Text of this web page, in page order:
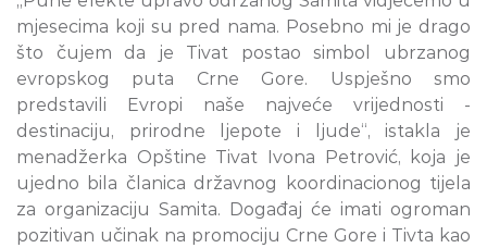
mjesecima koji su pred nama. Posebno mi je drago
što čujem da je Tivat postao simbol ubrzanog
evropskog puta Crne Gore. Uspješno smo
predstavili Evropi naše najveće vrijednosti -
destinaciju, prirodne ljepote i ljude“, istakla je
menadžerka Opštine Tivat Ivona Petrović, koja je
ujedno bila članica državnog koordinacionog tijela
za organizaciju Samita. Događaj će imati ogroman
pozitivan učinak na promociju Crne Gore i Tivta kao